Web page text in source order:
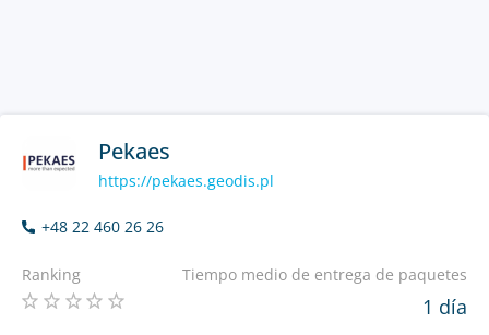
Pekaes
https://pekaes.geodis.pl
+48 22 460 26 26
Ranking Tiempo medio de entrega de paquetes
1 día